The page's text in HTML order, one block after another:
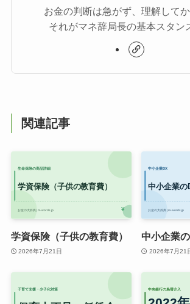
お金の判断は急がず、理解してか
それがマネ辞局長の基本スタン
関連記事
学資保険（子供の教育費）
2026年7月21日
中小企業
2026年7月21